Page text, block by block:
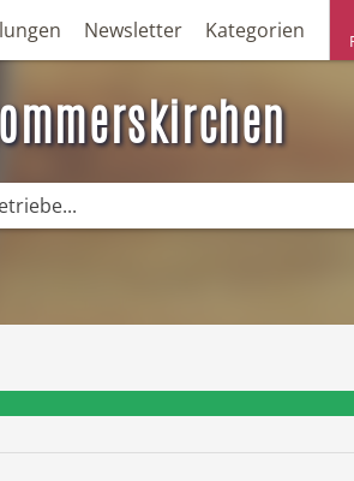
Newsletter Kategorien